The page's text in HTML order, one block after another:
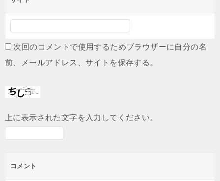
次回のコメントで使用するためブラウザーに自分の名
前、メールアドレス、サイトを保存する。
上に表示された文字を入力してください。
コメント